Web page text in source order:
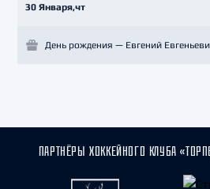
30 Января,чт
День рождения — Евгений
ПАРТНЁРЫ ХОККЕЙНОГО КЛУБА